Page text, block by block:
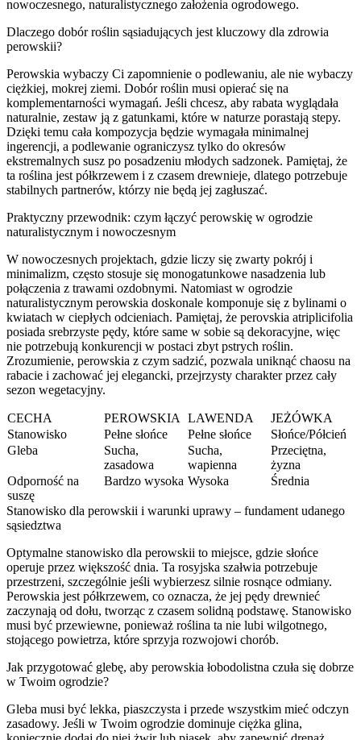
nowoczesnego, naturalistycznego założenia ogrodowego.
Dlaczego dobór roślin sąsiadujących jest kluczowy dla zdrowia
perowskii?
Perowskia wybaczy Ci zapomnienie o podlewaniu, ale nie wybaczy
ciężkiej, mokrej ziemi. Dobór roślin musi opierać się na
komplementarności wymagań. Jeśli chcesz, aby rabata wyglądała
naturalnie, zestaw ją z gatunkami, które w naturze porastają stepy.
Dzięki temu cała kompozycja będzie wymagała minimalnej
ingerencji, a podlewanie ograniczysz tylko do okresów
ekstremalnych susz po posadzeniu młodych sadzonek. Pamiętaj, że
ta roślina jest półkrzewem i z czasem drewnieje, dlatego potrzebuje
stabilnych partnerów, którzy nie będą jej zagłuszać.
Praktyczny przewodnik: czym łączyć perowskię w ogrodzie
naturalistycznym i nowoczesnym
W nowoczesnych projektach, gdzie liczy się zwarty pokrój i
minimalizm, często stosuje się monogatunkowe nasadzenia lub
połączenia z trawami ozdobnymi. Natomiast w ogrodzie
naturalistycznym perowskia doskonale komponuje się z bylinami o
kwiatach w ciepłych odcieniach. Pamiętaj, że perovskia atriplicifolia
posiada srebrzyste pędy, które same w sobie są dekoracyjne, więc
nie potrzebują konkurencji w postaci zbyt pstrych roślin.
Zrozumienie, perowskia z czym sadzić, pozwala uniknąć chaosu na
rabacie i zachować jej elegancki, przejrzysty charakter przez cały
sezon wegetacyjny.
CECHA PEROWSKIA LAWENDA
JEŻÓWKA
Stanowisko
Pełne słońce Pełne słońce
Słońce/Półcień
Gleba
Sucha,
zasadowa
Sucha,
wapienna
Przeciętna,
żyzna
Odporność na
suszę
Bardzo wysoka Wysoka Średnia
Stanowisko dla perowskii i warunki uprawy – fundament udanego
sąsiedztwa
Optymalne stanowisko dla perowskii to miejsce, gdzie słońce
operuje przez większość dnia. Ta rosyjska szałwia potrzebuje
przestrzeni, szczególnie jeśli wybierzesz silnie rosnące odmiany.
Perowskia jest półkrzewem, co oznacza, że jej pędy drewnieć
zaczynają od dołu, tworząc z czasem solidną podstawę. Stanowisko
musi być przewiewne, ponieważ roślina ta nie lubi wilgotnego,
stojącego powietrza, które sprzyja rozwojowi chorób.
Jak przygotować glebę, aby perowskia łobodolistna czuła się dobrze
w Twoim ogrodzie?
Gleba musi być lekka, piaszczysta i przede wszystkim mieć odczyn
zasadowy. Jeśli w Twoim ogrodzie dominuje ciężka glina,